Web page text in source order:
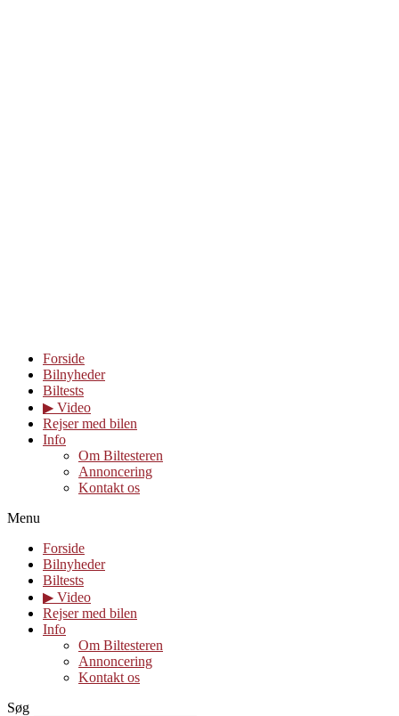
Forside
Bilnyheder
Biltests
▶︎ Video
Rejser med bilen
Info
Om Biltesteren
Annoncering
Kontakt os
Menu
Forside
Bilnyheder
Biltests
▶︎ Video
Rejser med bilen
Info
Om Biltesteren
Annoncering
Kontakt os
Søg